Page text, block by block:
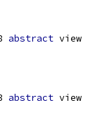
abstract view
abstract view